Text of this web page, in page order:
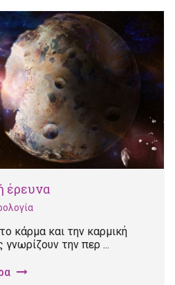
έρευνα
κάρμα και την καρμική
την περ ...